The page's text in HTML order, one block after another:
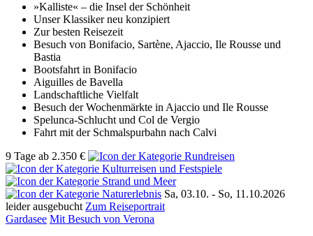
»Kalliste« – die Insel der Schönheit
Unser Klassiker neu konzipiert
Zur besten Reisezeit
Besuch von Bonifacio, Sartène, Ajaccio, Ile Rousse und
Bastia
Bootsfahrt in Bonifacio
Aiguilles de Bavella
Landschaftliche Vielfalt
Besuch der Wochenmärkte in Ajaccio und Ile Rousse
Spelunca-Schlucht und Col de Vergio
Fahrt mit der Schmalspurbahn nach Calvi
9 Tage ab 2.350 €
Sa, 03.10. - So, 11.10.2026
leider ausgebucht Zum Reiseportrait
Gardasee Mit Besuch von Verona